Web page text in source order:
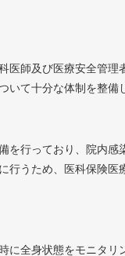
医師及び医療安全管理
いて十分な体制を整備
を行っており、院内
行うため、医科保険医
に全身状態をモニタ